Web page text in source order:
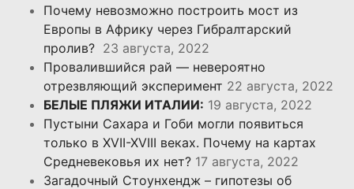
Почему невозможно построить мост из
Европы в Африку через Гибралтарский
пролив? 23 августа, 2022
Провалившийся рай — невероятно
отрезвляющий эксперимент 22 августа, 2022
БЕЛЫЕ ПЛЯЖИ ИТАЛИИ: 19 августа, 2022
Пустыни Сахара и Гоби могли появиться
только в XVII-XVIII веках. Почему на картах
Средневековья их нет? 17 августа, 2022
Загадочный Стоунхендж – гипотезы об